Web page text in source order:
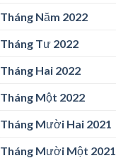
Tháng Năm 2022
Tháng Tư 2022
Tháng Hai 2022
Tháng Một 2022
Tháng Mười Hai 2021
Tháng Mười Một 2021